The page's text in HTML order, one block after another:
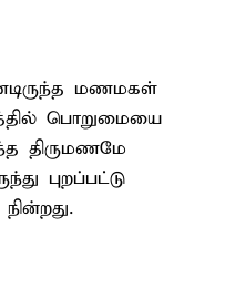
மணமகள்
பொறுமையை
திருமணமே
புறப்பட்டு